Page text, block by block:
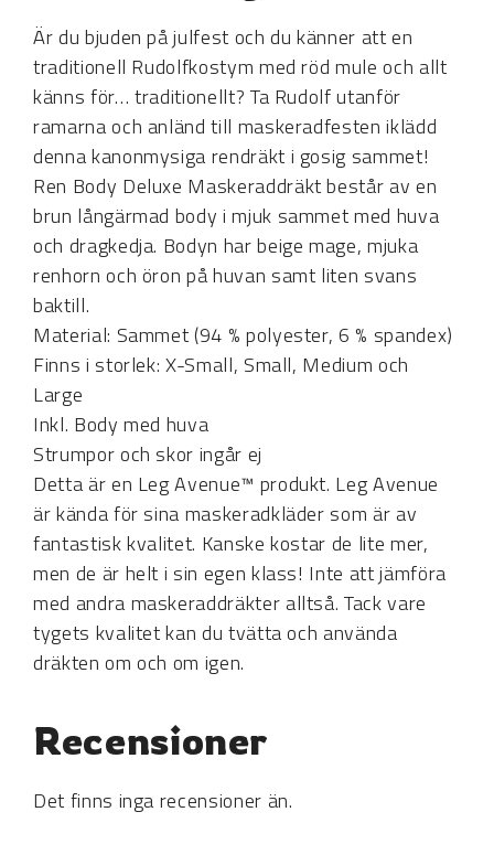
Är du bjuden på julfest och du känner att en
traditionell Rudolfkostym med röd mule och allt
känns för… traditionellt? Ta Rudolf utanför
ramarna och anländ till maskeradfesten iklädd
denna kanonmysiga rendräkt i gosig sammet!
Ren Body Deluxe Maskeraddräkt består av en
brun långärmad body i mjuk sammet med huva
och dragkedja. Bodyn har beige mage, mjuka
renhorn och öron på huvan samt liten svans
baktill.
Material: Sammet (94 % polyester, 6 % spandex)
Finns i storlek: X-Small, Small, Medium och
Large
Inkl. Body med huva
Strumpor och skor ingår ej
Detta är en Leg Avenue™ produkt. Leg Avenue
är kända för sina maskeradkläder som är av
fantastisk kvalitet. Kanske kostar de lite mer,
men de är helt i sin egen klass! Inte att jämföra
med andra maskeraddräkter alltså. Tack vare
tygets kvalitet kan du tvätta och använda
dräkten om och om igen.
Recensioner
Det finns inga recensioner än.